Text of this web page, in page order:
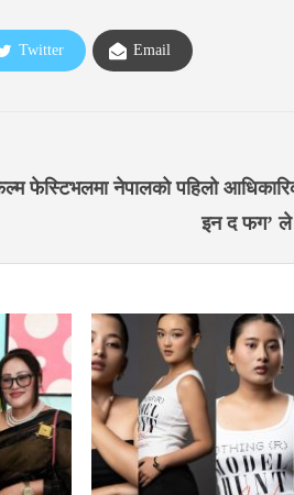
Twitter Email
फेस्टिभलमा नेपालको पहिलो
इन द फग’ ले